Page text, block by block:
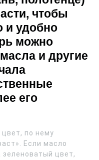
чтобы
и удобно
можно
и другие
его
по нему
Если масло
цвет,